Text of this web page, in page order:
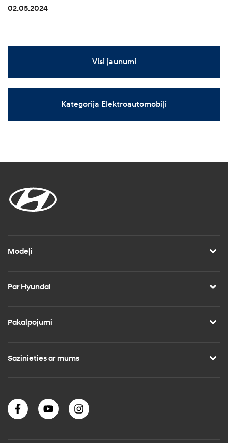
02.05.2024
Visi jaunumi
Kategorija Elektroautomobiļi
Modeļi
Par Hyundai
Pakalpojumi
Sazinieties ar mums